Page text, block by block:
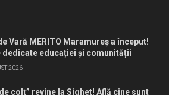
Vară MERITO Maramureș a început!
dedicate educației și comunității
2026
colț” revine la Sighet! Află cine sunt